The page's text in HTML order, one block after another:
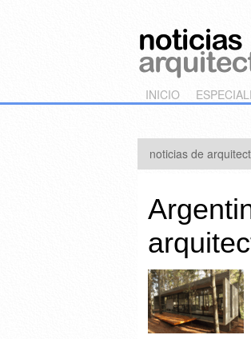
Main menu
Skip to primary
Skip to secondary
INICIO
noticias de